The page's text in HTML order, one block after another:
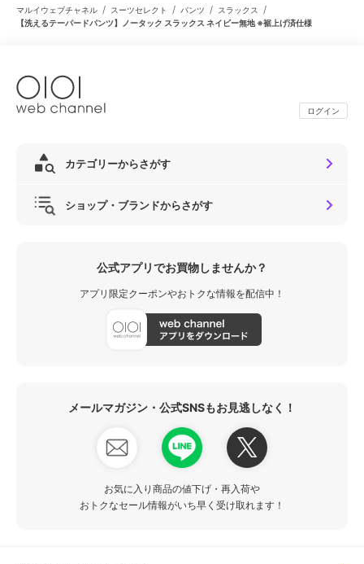
マルイウェブチャネル / スーツセレクト / パンツ / スラックス /
【洗えるテーパードパンツ】ノータック スラックス ネイビー無地 ※裾上げ済仕様
ログイン
カテゴリーからさがす
ショップ・ブランドからさがす
公式アプリでお買物しませんか？
アプリ限定クーポンやおトクな情報を配信中！
メールマガジン・公式SNSもお見逃しなく！
お気に入り商品の値下げ・再入荷や
おトクなセール情報がいち早く受け取れます！